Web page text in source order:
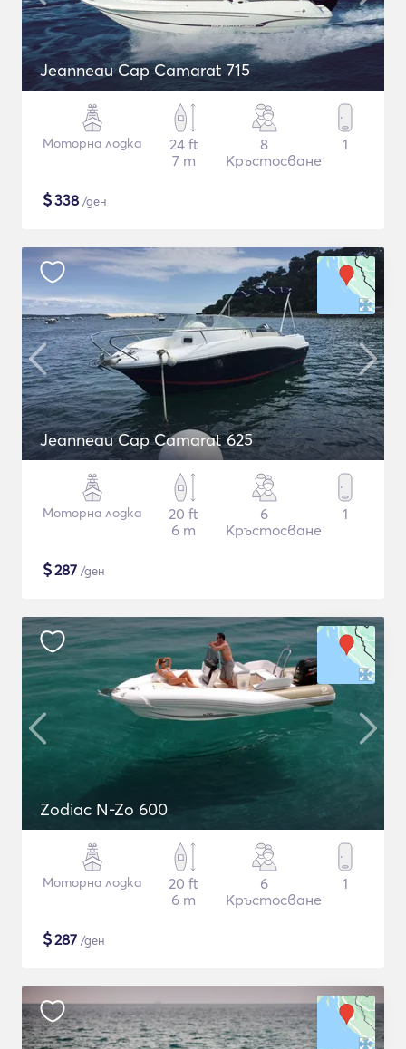
Jeanneau Cap Camarat 715
Моторна лодка
24 ft
7 m
8
Кръстосване
1
$338 /ден
Jeanneau Cap Camarat 625
Моторна лодка
20 ft
6 m
6
Кръстосване
1
$287 /ден
Zodiac N-Zo 600
Моторна лодка
20 ft
6 m
6
Кръстосване
1
$287 /ден